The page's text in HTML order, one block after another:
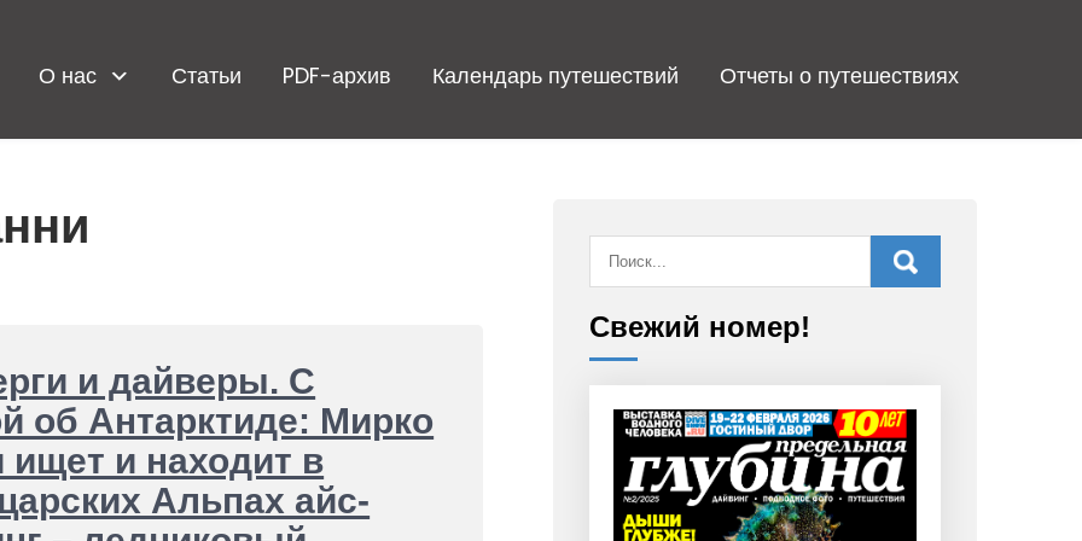
О нас Статьи PDF-архив Календарь путешествий Отчеты о путешествиях
и дайверы. С
об Антарктиде: Мирко
ищет и находит в
Альпах айс-
Свежий номер!